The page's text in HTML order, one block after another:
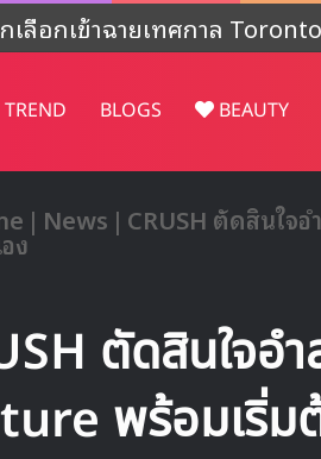
หลังปล่อยคอนเทนต์พิเศษฉลอ
TREND BLOGS BEAUTY
| News | CRUSH ตัดสินใจ
ง
ตัดสินใจอ
พร้อมเริ่ม